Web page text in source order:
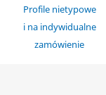
Profile nietypowe
i na indywidualne
zamówienie